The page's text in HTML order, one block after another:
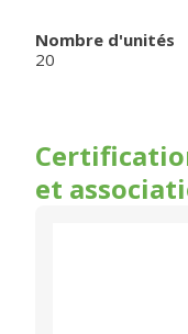
Nombre d'unités
20
et